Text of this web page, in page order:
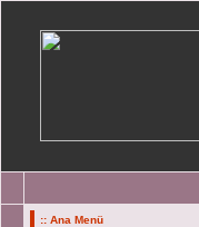
:: Ana Menü